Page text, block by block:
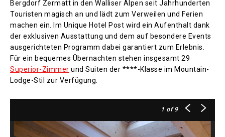
Bergdorf Zermatt in den Walliser Alpen seit Jahrhunderten
Touristen magisch an und lädt zum Verweilen und Ferien
machen ein. Im Unique Hotel Post wird ein Aufenthalt dank
der exklusiven Ausstattung und dem auf besondere Events
ausgerichteten Programm dabei garantiert zum Erlebnis.
Für ein bequemes Übernachten stehen insgesamt 29
Superior-Zimmer und Suiten der ****-Klasse im Mountain-
Lodge-Stil zur Verfügung.
1 of 9